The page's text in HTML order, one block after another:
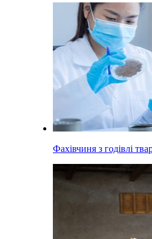
Фахівчиня з годівлі